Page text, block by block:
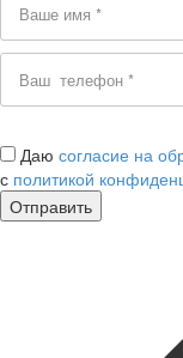
Даю согласие на
с политикой